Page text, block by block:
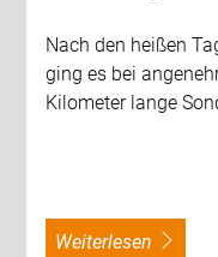
Nach den heißen
ging es bei
Kilometer lange
weiterlesen